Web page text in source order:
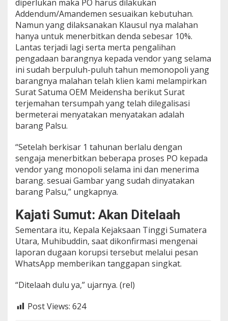
diperlukan maka PO harus dilakukan
Addendum/Amandemen sesuaikan kebutuhan.
Namun yang dilaksanakan Klausul nya malahan
hanya untuk menerbitkan denda sebesar 10%.
Lantas terjadi lagi serta merta pengalihan
pengadaan barangnya kepada vendor yang selama
ini sudah berpuluh-puluh tahun memonopoli yang
barangnya malahan telah klien kami melampirkan
Surat Satuma OEM Meidensha berikut Surat
terjemahan tersumpah yang telah dilegalisasi
bermeterai menyatakan menyatakan adalah
barang Palsu.
“Setelah berkisar 1 tahunan berlalu dengan
sengaja menerbitkan beberapa proses PO kepada
vendor yang monopoli selama ini dan menerima
barang. sesuai Gambar yang sudah dinyatakan
barang Palsu,” ungkapnya.
Kajati Sumut: Akan Ditelaah
Sementara itu, Kepala Kejaksaan Tinggi Sumatera
Utara, Muhibuddin, saat dikonfirmasi mengenai
laporan dugaan korupsi tersebut melalui pesan
WhatsApp memberikan tanggapan singkat.
“Ditelaah dulu ya,” ujarnya. (rel)
Post Views: 624